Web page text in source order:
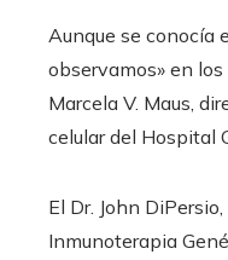
Aunque se conocía
observamos» en
Marcela V. Maus,
celular del Hospital
El Dr. John
Inmunoterapia